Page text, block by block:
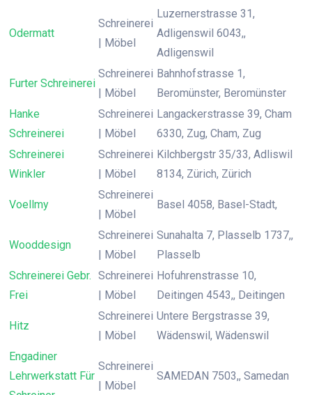
Odermatt
Schreinerei
| Möbel
Luzernerstrasse 31,
Adligenswil 6043,,
Adligenswil
Furter Schreinerei
Schreinerei
| Möbel
Bahnhofstrasse 1,
Beromünster, Beromünster
Hanke
Schreinerei
Schreinerei
| Möbel
Langackerstrasse 39, Cham
6330, Zug, Cham, Zug
Schreinerei
Winkler
Schreinerei
| Möbel
Kilchbergstr 35/33, Adliswil
8134, Zürich, Zürich
Voellmy
Schreinerei
| Möbel
Basel 4058, Basel-Stadt,
Wooddesign
Schreinerei
| Möbel
Sunahalta 7, Plasselb 1737,,
Plasselb
Schreinerei Gebr.
Frei
Schreinerei
| Möbel
Hofuhrenstrasse 10,
Deitingen 4543,, Deitingen
Hitz
Schreinerei
| Möbel
Untere Bergstrasse 39,
Wädenswil, Wädenswil
Engadiner
Lehrwerkstatt Für
Schreinerei
| Möbel
SAMEDAN 7503,, Samedan